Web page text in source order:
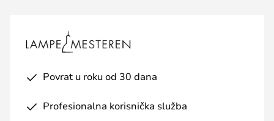
Povrat u roku od 30 dana
Profesionalna korisnička služba